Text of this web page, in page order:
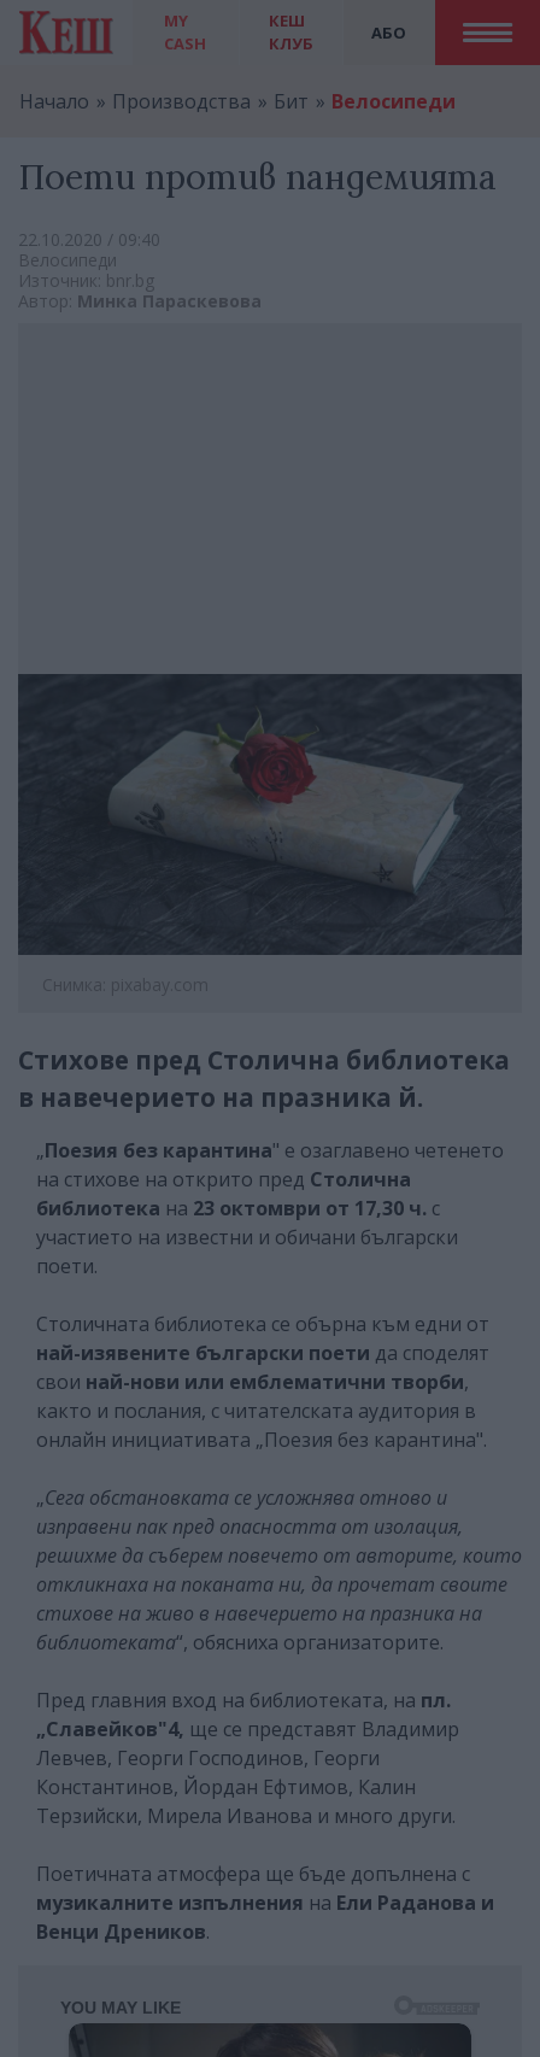
MY
CASH
АБО
КЕШ
КЛУБ
Начало Производства Бит Велосипеди
Поети против пандемията
22.10.2020 / 09:40
Велосипеди
Източник: bnr.bg
Автор: Минка Параскевова
Снимка: pixabay.com
Стихове пред Столична библиотека
в навечерието на празника й.
„Поезия без карантина" е озаглавено четенето
на стихове на открито пред Столична
библиотека на 23 октомври от 17,30 ч. с
участието на известни и обичани български
поети.
Столичната библиотека се обърна към едни от
най-изявените български поети да споделят
свои най-нови или емблематични творби,
както и послания, с читателската аудитория в
онлайн инициативата „Поезия без карантина".
„Сега обстановката се усложнява отново и
изправени пак пред опасността от изолация,
решихме да съберем повечето от авторите, които
откликнаха на поканата ни, да прочетат своите
стихове на живо в навечерието на празника на
библиотеката“, обясниха организаторите.
Пред главния вход на библиотеката, на пл.
„Славейков"4, ще се представят Владимир
Левчев, Георги Господинов, Георги
Константинов, Йордан Ефтимов, Калин
Терзийски, Мирела Иванова и много други.
Поетичната атмосфера ще бъде допълнена с
музикалните изпълнения на Ели Раданова и
Венци Дреников.